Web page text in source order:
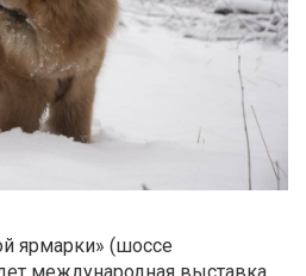
ярмарки» (шоссе